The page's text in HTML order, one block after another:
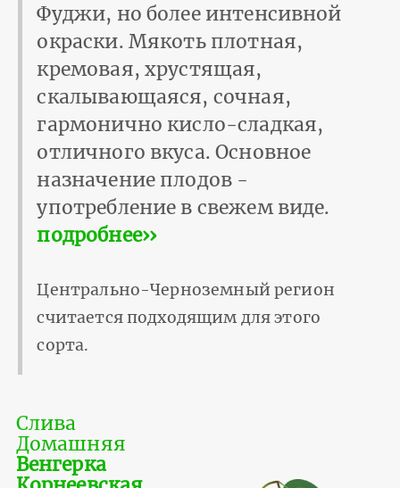
Фуджи, но более интенсивной
окраски. Мякоть плотная,
кремовая, хрустящая,
скалывающаяся, сочная,
гармонично кисло-сладкая,
отличного вкуса. Основное
назначение плодов -
употребление в свежем виде.
подробнее››
Центрально-Черноземный регион
считается подходящим для этого
сорта.
Слива
Домашняя
Венгерка